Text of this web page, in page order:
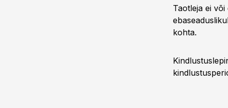
Taotleja ei
kohta.